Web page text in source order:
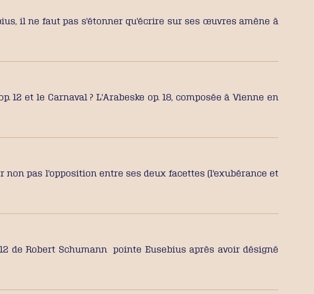
il ne faut pas s'étonner qu'écrire sur ses œuvres amène à
et le Carnaval ? L'Arabeske op. 18, composée à Vienne en
non pas l'opposition entre ses deux facettes (l'exubérance et
de Robert Schumann pointe Eusebius après avoir désigné